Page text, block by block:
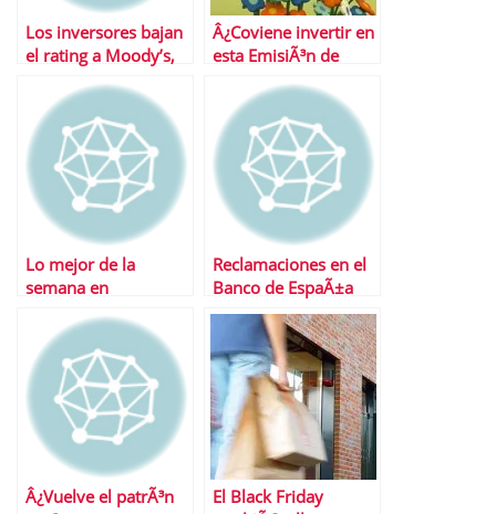
Los inversores bajan
el rating a Moody’s,
Â¿Coviene invertir en
esta EmisiÃ³n de
Zinkia?
Lo mejor de la
semana en
Reclamaciones en el
Banco de EspaÃ±a
Â¿Vuelve el patrÃ³n
El Black Friday